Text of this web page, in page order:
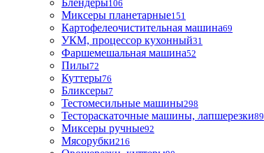
Блендеры106
Миксеры планетарные151
Картофелеочистительная машина69
УКМ, процессор кухонный31
Фаршемешальная машина52
Пилы72
Куттеры76
Бликсеры7
Тестомесильные машины298
Тестораскаточные машины, лапшерезки89
Миксеры ручные92
Мясорубки216